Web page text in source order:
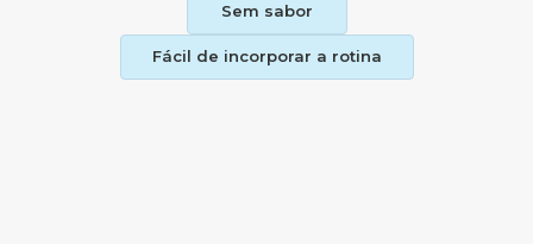
Sem sabor
Fácil de incorporar a rotina